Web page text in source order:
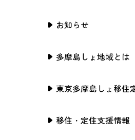
お知らせ
多摩島しょ地域とは
東京多摩島しょ移住
移住・定住支援情報